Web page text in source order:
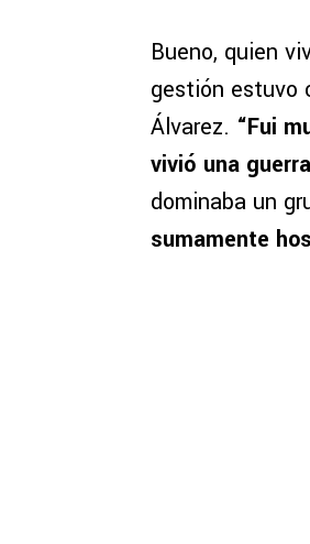
Bueno, quien
gestión estuvo
Álvarez. “Fui
vivió una
dominaba un
sumamente